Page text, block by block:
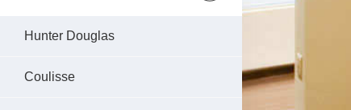
Hunter Douglas
Coulisse